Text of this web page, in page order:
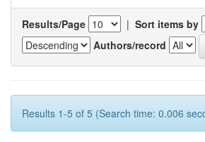
Results/Page | Sort items by
Authors/record
Results 1-5 of 5 (Search time: 0.006